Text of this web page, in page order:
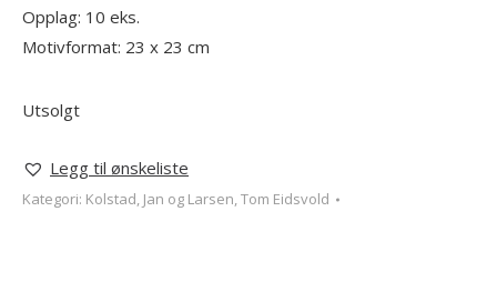
Opplag: 10 eks.
Motivformat: 23 x 23 cm
Utsolgt
Legg til ønskeliste
Kategori: Kolstad, Jan og Larsen, Tom Eidsvold